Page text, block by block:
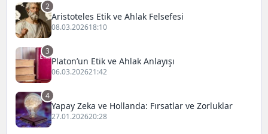
2
Aristoteles Etik ve Ahlak Felsefesi
08.03.202618:10
3
Platon’un Etik ve Ahlak Anlayışı
06.03.202621:42
4
Yapay Zeka ve Hollanda: Fırsatlar ve Zorluklar
27.01.202620:28